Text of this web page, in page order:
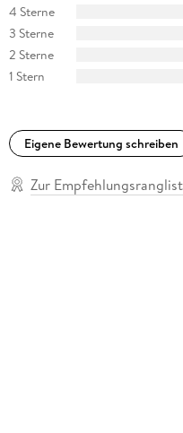
4 Sterne
3 Sterne
2 Sterne
1 Stern
Eigene Bewertung schreiben
Zur